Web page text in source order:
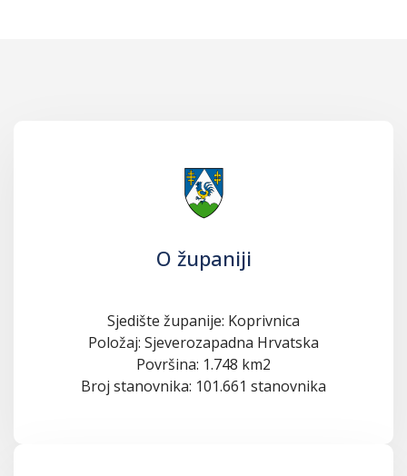
O županiji
Sjedište županije: Koprivnica
Položaj: Sjeverozapadna Hrvatska
Površina: 1.748 km2
Broj stanovnika: 101.661 stanovnika